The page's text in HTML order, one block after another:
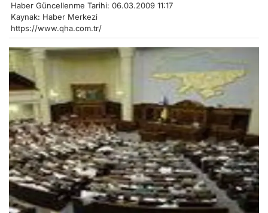
Haber Güncellenme Tarihi: 06.03.2009 11:17
Kaynak: Haber Merkezi
https://www.qha.com.tr/